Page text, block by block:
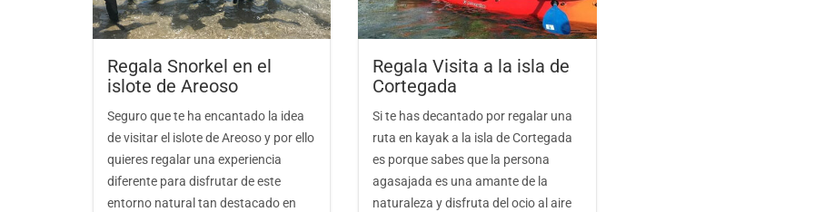
Regala Snorkel en el
islote de Areoso
Seguro que te ha encantado la idea
de visitar el islote de Areoso y por ello
quieres regalar una experiencia
diferente para disfrutar de este
entorno natural tan destacado en
Regala Visita a la isla de
Cortegada
Si te has decantado por regalar una
ruta en kayak a la isla de Cortegada
es porque sabes que la persona
agasajada es una amante de la
naturaleza y disfruta del ocio al aire